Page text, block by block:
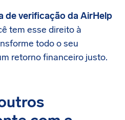
de verificação da AirHelp
tem esse direito à
todo o seu
retorno financeiro justo.